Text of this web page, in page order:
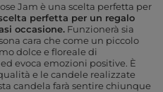
Jam è una scelta perfetta per
perfetta per un regalo
occasione. Funzionerà sia
cara che come un piccolo
dolce e floreale di
evoca emozioni positive. È
e le candele realizzate
candela farà sentire chiunque